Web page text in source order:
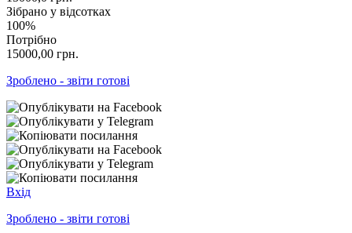
Зібрано у відсотках
100%
Потрібно
15000,00 грн.
Зроблено - звіти готові
Вхід
Зроблено - звіти готові